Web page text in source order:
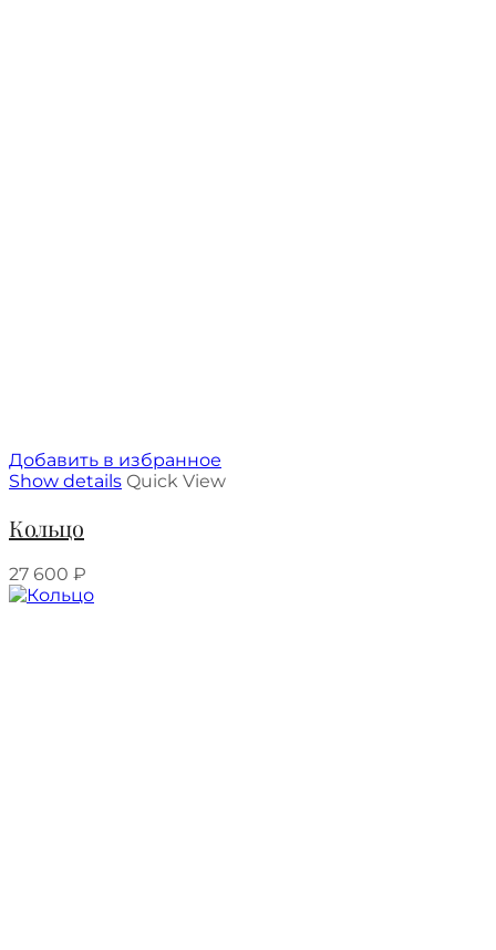
Добавить в избранное
Show details Quick View
Кольцо
27 600 ₽